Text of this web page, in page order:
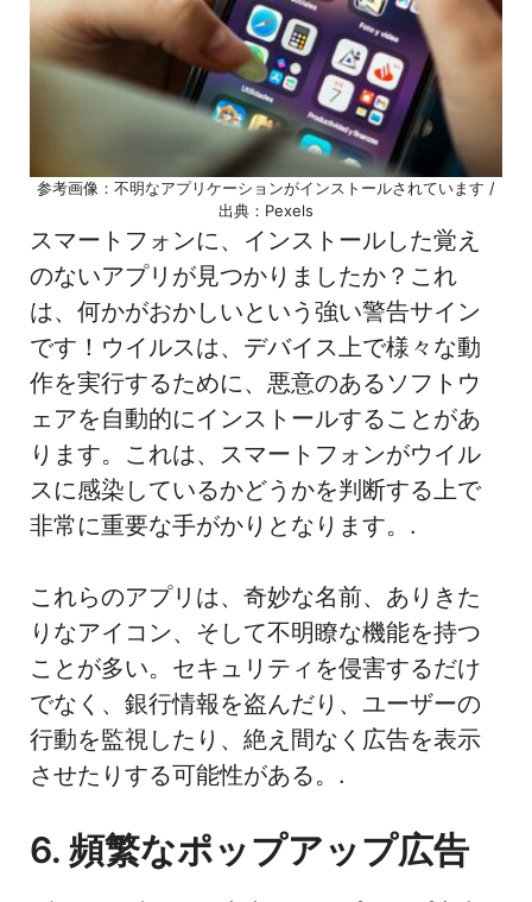
参考画像：不明なアプリケーションがインストールされています /
出典：Pexels
スマートフォンに、インストールした覚え
のないアプリが見つかりましたか？これ
は、何かがおかしいという強い警告サイン
です！ウイルスは、デバイス上で様々な動
作を実行するために、悪意のあるソフトウ
ェアを自動的にインストールすることがあ
ります。これは、スマートフォンがウイル
スに感染しているかどうかを判断する上で
非常に重要な手がかりとなります。.
これらのアプリは、奇妙な名前、ありきた
りなアイコン、そして不明瞭な機能を持つ
ことが多い。セキュリティを侵害するだけ
でなく、銀行情報を盗んだり、ユーザーの
行動を監視したり、絶え間なく広告を表示
させたりする可能性がある。.
6. 頻繁なポップアップ広告